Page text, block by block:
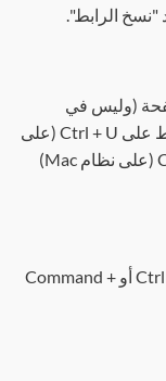
"نسخ الرابط".
(وليس في
الفيديو) وحدد "عرض مصدر الصفحة" أو اضغط على Ctrl + U (على
نظام Windows) أو Command + Option + U (على نظام Mac)
حدد مصدر الصفحة بالكامل (اضغط على Ctrl + A أو Command +